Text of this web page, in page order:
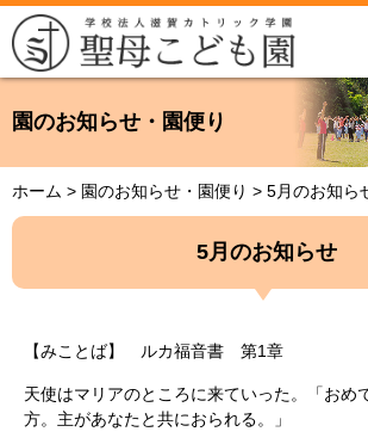
園のお知らせ・園便り
ホーム > 園のお知らせ・園便り > 5月のお知ら
5月のお知らせ
【みことば】 ルカ福音書 第1章
天使はマリアのところに来ていった。「おめ
方。主があなたと共におられる。」